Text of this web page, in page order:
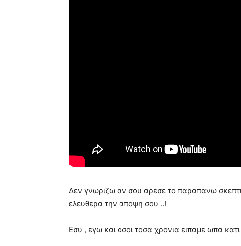
Δεν γνωριζω αν σου αρεσε το παραπανω
ελευθερα την αποψη σου ..!
Εσυ , εγω και οσοι τοσα χρονια ειπαμε ωπα